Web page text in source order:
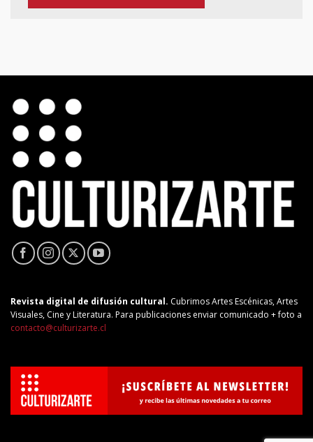
Revista digital de difusión cultural. Cubrimos Artes Escénicas, Artes
Visuales, Cine y Literatura. Para publicaciones enviar comunicado + foto a
contacto@culturizarte.cl